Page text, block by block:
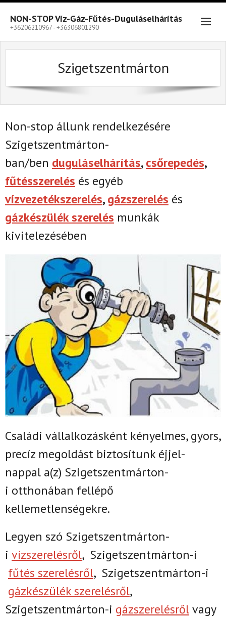
Skip
content
NON-STOP Víz-Gáz-Fűtés-Duguláselhárítás
+36206210967 - +36306801290
Szigetszentmárton
Non-stop állunk rendelkezésére
Szigetszentmárton-
ban/ben duguláselhárítás,csőrepedés,
fűtésszerelés és egyéb
vízvezetékszerelés,gázszerelés és
gázkészülék szerelés munkák
kivitelezésében
Családi vállalkozásként kényelmes, gyors,
precíz megoldást biztosítunkéjjel-
nappal a(z) Szigetszentmárton-
i otthonában fellépő
kellemetlenségekre.
Legyen szó Szigetszentmárton-
i vízszerelésről, Szigetszentmárton-i
fűtés szerelésről, Szigetszentmárton-i
gázkészülék szerelésről,
Szigetszentmárton-i gázszerelésrőlvagy